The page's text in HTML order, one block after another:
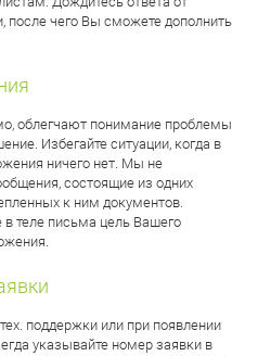
после чего Вы сможете дополнить
облегчают понимание проблемы
Избегайте ситуации, когда в
ничего нет. Мы не
состоящие из одних
к ним документов.
теле письма цель Вашего
поддержки или при появлении
указывайте номер заявки в